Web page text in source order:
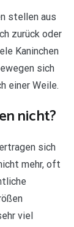
stellen aus
zurück oder
Kaninchen
sich
einer Weile.
nicht?
sich
mehr, oft
viel